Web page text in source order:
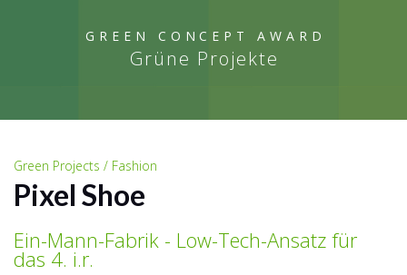
GREEN CONCEPT AWARD
Grüne Projekte
Green Projects / Fashion
Pixel Shoe
Ein-Mann-Fabrik - Low-Tech-Ansatz für
das 4. i.r.